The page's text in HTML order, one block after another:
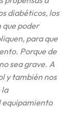
diabéticos, los
que poder
para que
Porque de
sea grave. A
y también nos
la
equipamiento